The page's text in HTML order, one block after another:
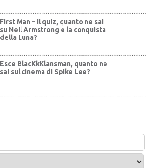
First Man – Il quiz, quanto ne sai
su Neil Armstrong e la conquista
della Luna?
Esce BlacKkKlansman, quanto ne
sai sul cinema di Spike Lee?